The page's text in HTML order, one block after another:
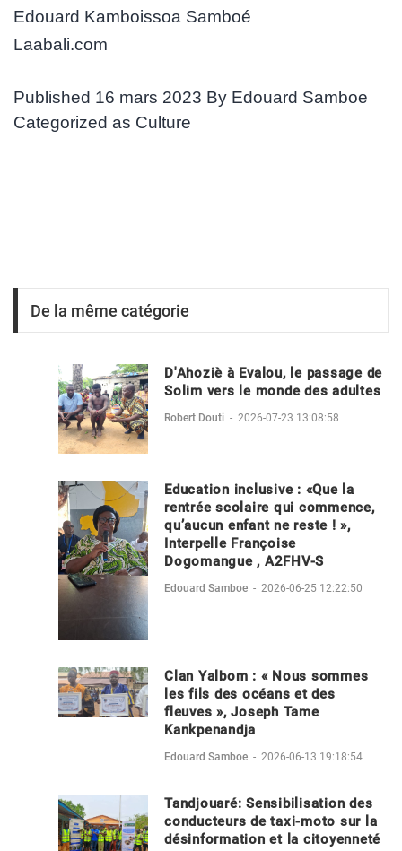
Edouard Kamboissoa Samboé
Laabali.com
Published 16 mars 2023 By Edouard Samboe
Categorized as Culture
De la même catégorie
D'Ahoziè à Evalou, le passage de
Solim vers le monde des adultes
Robert Douti - 2026-07-23 13:08:58
Education inclusive : «Que la
rentrée scolaire qui commence,
qu’aucun enfant ne reste ! »,
Interpelle Françoise
Dogomangue , A2FHV-S
Edouard Samboe - 2026-06-25 12:22:50
Clan Yalbom : « Nous sommes
les fils des océans et des
fleuves », Joseph Tame
Kankpenandja
Edouard Samboe - 2026-06-13 19:18:54
Tandjouaré: Sensibilisation des
conducteurs de taxi-moto sur la
désinformation et la citoyenneté